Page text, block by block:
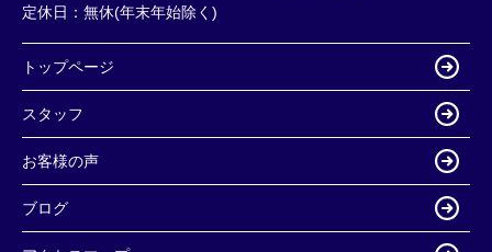
定休日： 無休(年末年始除く)
トップページ
スタッフ
お客様の声
ブログ